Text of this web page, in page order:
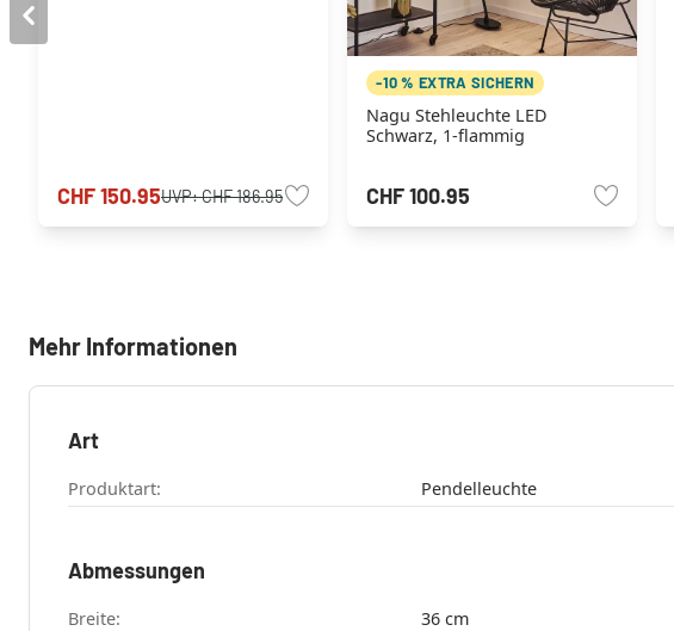
CHF 150.95UVP:CHF 186.95
-10 % EXTRA SICHERN
Nagu Stehleuchte LED
Schwarz, 1-flammig
CHF 100.95
Mehr Informationen
Art
Produktart: Pendelleuchte
Abmessungen
Breite:
36 cm